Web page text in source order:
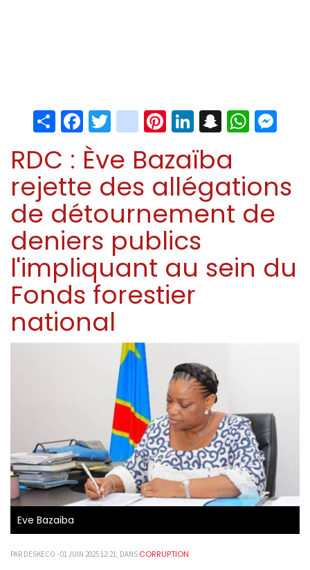
ShareFacebook
Twitter
instagram
Pinterest
LinkedIn
Snapchat
RDC : Ève Bazaïba
rejette des allégations
de détournement de
deniers publics
l'impliquant au sein du
Fonds forestier
national
Eve Bazaiba
PAR DESKECO - 01 JUIN 2025 12:21, DANS CORRUPTION